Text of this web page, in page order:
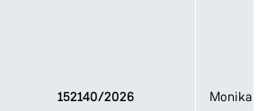
152140/2026 Monika